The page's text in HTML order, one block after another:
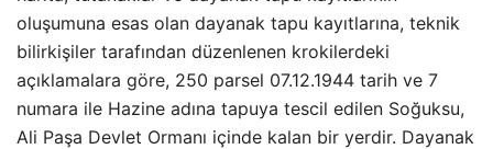
oluşumuna esas olan dayanak tapu kayıtlarına, teknik
bilirkişiler tarafından düzenlenen krokilerdeki
açıklamalara göre, 250 parsel 07.12.1944 tarih ve 7
numara ile Hazine adına tapuya tescil edilen Soğuksu,
Ali Paşa Devlet Ormanı içinde kalan bir yerdir. Dayanak